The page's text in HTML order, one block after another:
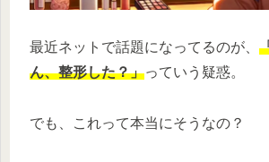
最近ネットで話題になってるのが、
ん、整形した？」っていう疑惑。
でも、これって本当にそうなの？